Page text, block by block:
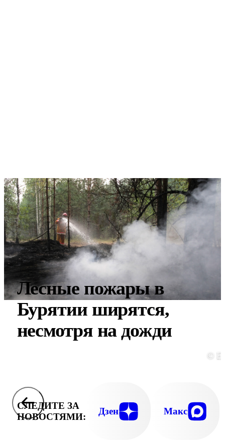
Лесные пожары в
Бурятии ширятся,
несмотря на дожди
©
СЛЕДИТЕ ЗА
НОВОСТЯМИ:
Дзен Макс